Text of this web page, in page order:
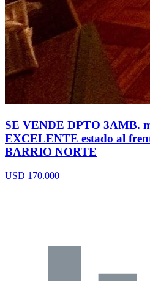
SE VENDE DPTO 3AMB.
EXCELENTE estado al
BARRIO NORTE
USD 170.000